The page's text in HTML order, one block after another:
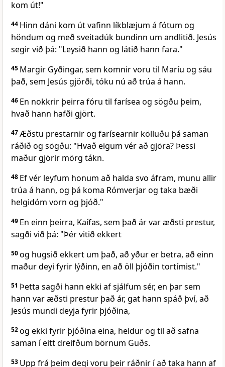
kom út!"
44 Hinn dáni kom út vafinn líkblæjum á fótum og
höndum og með sveitadúk bundinn um andlitið. Jesús
segir við þá: "Leysið hann og látið hann fara."
45 Margir Gyðingar, sem komnir voru til Maríu og sáu
það, sem Jesús gjörði, tóku nú að trúa á hann.
46 En nokkrir þeirra fóru til farísea og sögðu þeim,
hvað hann hafði gjört.
47Æðstu prestarnir og farísearnir kölluðu þá saman
ráðið og sögðu: "Hvað eigum vér að gjöra? Þessi
maður gjörir mörg tákn.
48 Ef vér leyfum honum að halda svo áfram, munu allir
trúa á hann, og þá koma Rómverjar og taka bæði
helgidóm vorn og þjóð."
49 En einn þeirra, Kaífas, sem það ár var æðsti prestur,
sagði við þá: "Þér vitið ekkert
50og hugsið ekkert um það, að yður er betra, að einn
maður deyi fyrir lýðinn, en að öll þjóðin tortímist."
51 Þetta sagði hann ekki af sjálfum sér, en þar sem
hann var æðsti prestur það ár, gat hann spáð því, að
Jesús mundi deyja fyrir þjóðina,
52og ekki fyrir þjóðina eina, heldur og til að safna
saman í eitt dreifðum börnum Guðs.
53 Upp frá þeim degi voru þeir ráðnir í að taka hann af